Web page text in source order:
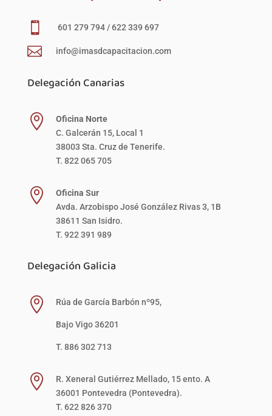
 601 279 794 / 622 339 697
 info@imasdcapacitacion.com
Delegación Canarias

Oficina Norte
C. Galcerán 15, Local 1
38003 Sta. Cruz de Tenerife.
T. 822 065 705

Oficina Sur
Avda. Arzobispo José González Rivas 3, 1B
38611 San Isidro.
T. 922 391 989
Delegación Galicia
 Rúa de García Barbón nº95,
Bajo Vigo 36201
T. 886 302 713

R. Xeneral Gutiérrez Mellado, 15 ento. A
36001 Pontevedra (Pontevedra).
T. 622 826 370